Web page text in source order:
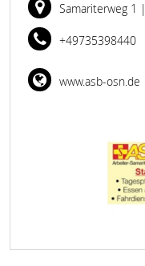
Samariterweg 1
+49735398440
www.asb-osn.de